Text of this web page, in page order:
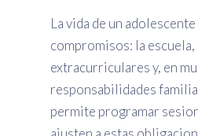
La vida de un
compromisos: la
extracurriculares y, en
responsabilidades
permite programar